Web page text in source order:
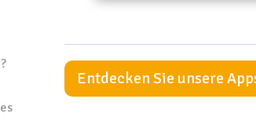
Entdecken Sie unsere